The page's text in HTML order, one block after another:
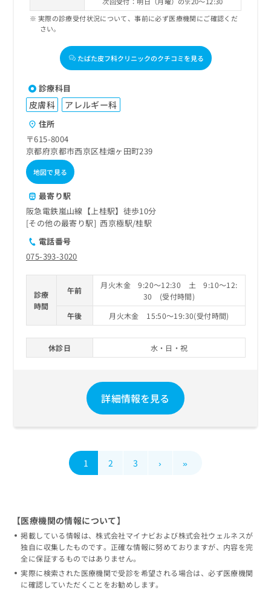
実際の診療受付状況について、事前に必ず医療機関にご確認くだ
さい。
たばた皮フ科クリニックのクチコミを見る
診療科目
皮膚科 アレルギー科
住所
〒615-8004
京都府京都市西京区桂畑ヶ田町239
地図で見る
最寄り駅
阪急電鉄嵐山線【上桂駅】徒歩10分
その他の最寄り駅
西京極駅 桂駅
電話番号
075-393-3020
診療
時間
午前
月火木金 9:20～12:30 土 9:10～12:
30 (受付時間)
午後
月火木金 15:50～19:30(受付時間)
休診日 水・日・祝
詳細情報を見る
1 2 3 › »
【医療機関の情報について】
掲載している情報は、株式会社マイナビおよび株式会社ウェルネスが
独自に収集したものです。正確な情報に努めておりますが、内容を完
全に保証するものではありません。
実際に検索された医療機関で受診を希望される場合は、必ず医療機関
に確認していただくことをお勧めします。